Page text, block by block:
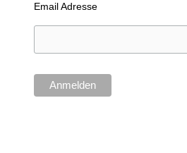
Email Adresse